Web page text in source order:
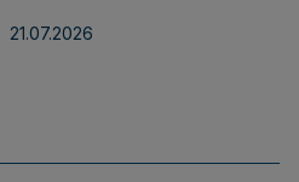
21.07.2026